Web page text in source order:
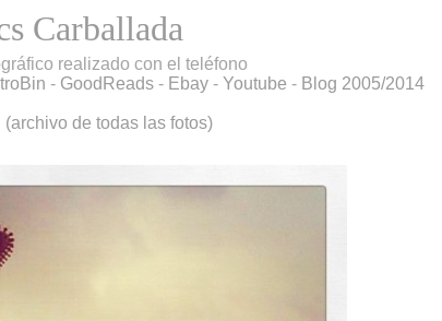
Carballada
realizado con el teléfono
- GoodReads - Ebay - Youtube - Blog 2005/2014
(archivo de todas las fotos)